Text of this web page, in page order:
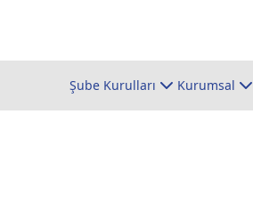
Şube Kurulları Kurumsal